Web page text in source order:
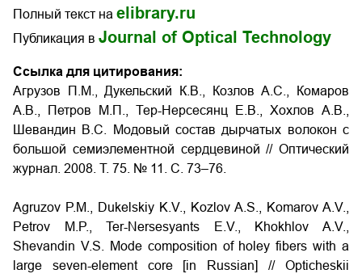
Полный текст на elibrary.ru
Публикация в Journal of Optical Technology
Ссылка для цитирования:
Агрузов П.М., Дукельский К.В., Козлов А.С., Комаров
А.В., Петров М.П., Тер-Нерсесянц Е.В., Хохлов А.В.,
Шевандин В.С. Модовый состав дырчатых волокон с
большой семиэлементной сердцевиной // Оптический
журнал. 2008. Т. 75. № 11. С. 73–76.
Agruzov P.M., Dukelskiy K.V., Kozlov A.S., Komarov A.V.,
Petrov M.P., Ter-Nersesyants E.V., Khokhlov A.V.,
Shevandin V.S. Mode composition of holey fibers with a
large seven-element core [in Russian] // Opticheskii